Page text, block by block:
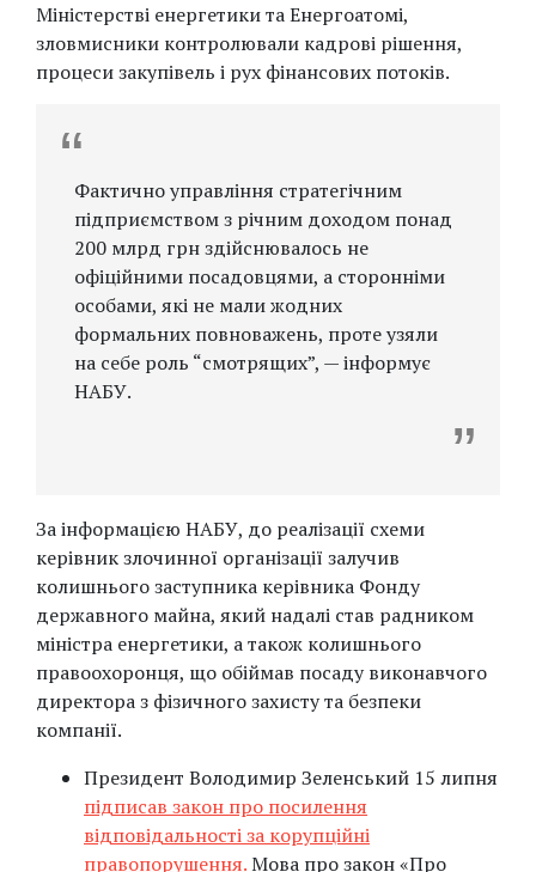
Міністерстві енергетики та Енергоатомі,
зловмисники контролювали кадрові рішення,
процеси закупівель і рух фінансових потоків.
Фактично управління стратегічним
підприємством з річним доходом понад
200 млрд грн здійснювалось не
офіційними посадовцями, а сторонніми
особами, які не мали жодних
формальних повноважень, проте узяли
на себе роль “смотрящих”, — інформує
НАБУ.
За інформацією НАБУ, до реалізації схеми
керівник злочинної організації залучив
колишнього заступника керівника Фонду
державного майна, який надалі став радником
міністра енергетики, а також колишнього
правоохоронця, що обіймав посаду виконавчого
директора з фізичного захисту та безпеки
компанії.
Президент Володимир Зеленський 15 липня
підписав закон про посилення
відповідальності за корупційні
правопорушення.Мова про закон «Про